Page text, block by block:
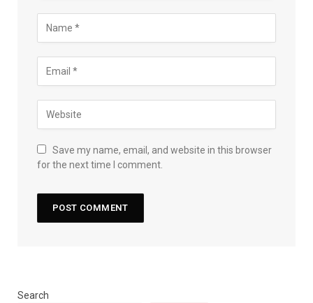
Save my name, email, and website in this browser
for the next time I comment.
Search